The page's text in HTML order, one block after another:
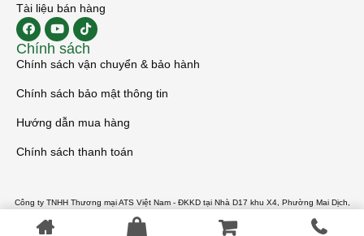
Tài liệu bán hàng
Chính sách
Chính sách vận chuyển & bảo hành
Chính sách bảo mật thông tin
Hướng dẫn mua hàng
Chính sách thanh toán
Công ty TNHH Thương mại ATS Việt Nam - ĐKKD tại Nhà D17 khu X4, Phường Mai Dịch,
Quận Cầu Giấy, Thành phố Hà Nội - MST 0108180887